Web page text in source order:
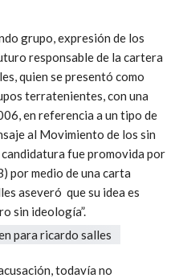
grupo, expresión de los
responsable de la cartera
quien se presentó como
terratenientes, con una
en referencia a un tipo de
al Movimiento de los sin
fue promovida por
por medio de una carta
aseveró que su idea es
sin ideología”.
todavía no